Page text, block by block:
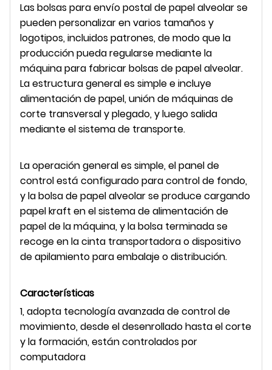
Las bolsas para envío postal de papel alveolar se
pueden personalizar en varios tamaños y
logotipos, incluidos patrones, de modo que la
producción pueda regularse mediante la
máquina para fabricar bolsas de papel alveolar.
La estructura general es simple e incluye
alimentación de papel, unión de máquinas de
corte transversal y plegado, y luego salida
mediante el sistema de transporte.
La operación general es simple, el panel de
control está configurado para control de fondo,
y la bolsa de papel alveolar se produce cargando
papel kraft en el sistema de alimentación de
papel de la máquina, y la bolsa terminada se
recoge en la cinta transportadora o dispositivo
de apilamiento para embalaje o distribución.
Características
1, adopta tecnología avanzada de control de
movimiento, desde el desenrollado hasta el corte
y la formación, están controlados por
computadora